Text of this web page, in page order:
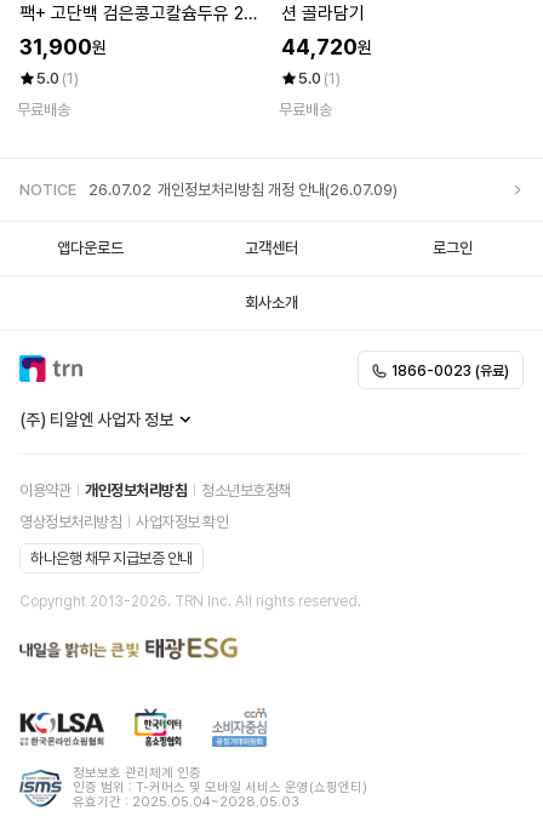
팩+ 고단백 검은콩고칼슘두유 24
팩 (총48팩)
31,900원
5.0 (1)
무료배송
션 골라담기
44,720원
5.0 (1)
무료배송
NOTICE 26.07.02 개인정보처리방침 개정 안내(26.07.09)
앱다운로드 고객센터 로그인
회사소개
(주) 티알엔 사업자 정보
이용약관 개인정보처리방침
청소년보호정책
영상정보처리방침
사업자정보 확인
하나은행 채무 지급보증 안내
Copyright 2013-2026. TRN Inc. All rights reserved.
정보보호 관리체계 인증
인증 범위 : T-커머스 및 모바일 서비스 운영(쇼핑엔티)
유효기간 : 2025.05.04~2028.05.03
1866-0023 (유료)